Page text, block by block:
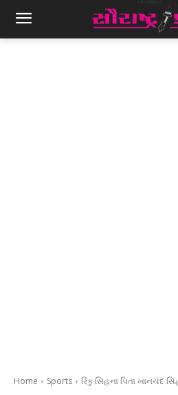
Home Sports રિંકુ સિંહના પિતા ખાનચંદ